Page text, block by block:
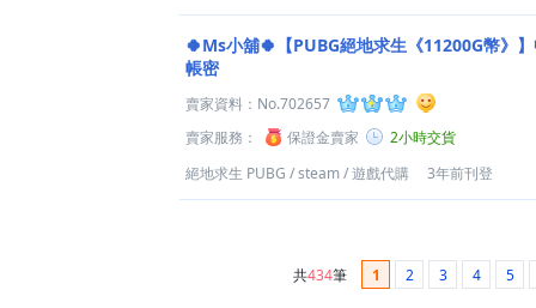
🍀Ms小舖🍀【PUBG絕地求生《11200G幣》
帳密
賣家資料： No.702657
賣家服務：
保證金賣家
2小時交貨
絕地求生 PUBG /steam/遊戲代購 3年前刊登
共434筆 1 2 3 4 5